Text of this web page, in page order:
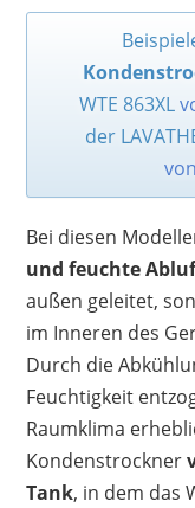
WTE 863XL
der
Bei diesen
und feuchte
außen geleitet,
im Inneren des
Durch die
Feuchtigkeit
Raumklima
Kondenstrockner
Tank, in dem das